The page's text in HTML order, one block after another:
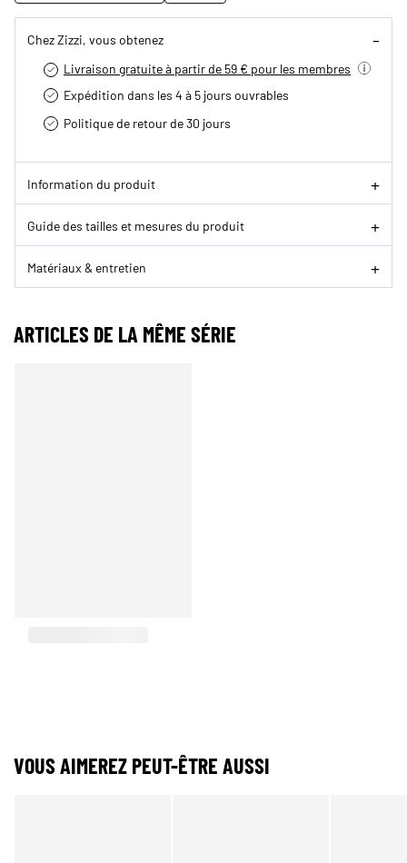
Chez Zizzi, vous obtenez
Livraison gratuite à partir de 59 € pour les membres
Expédition dans les 4 à 5 jours ouvrables
Politique de retour de 30 jours
Information du produit
Guide des tailles et mesures du produit
Matériaux & entretien
ARTICLES DE LA MÊME SÉRIE
VOUS AIMEREZ PEUT-ÊTRE AUSSI